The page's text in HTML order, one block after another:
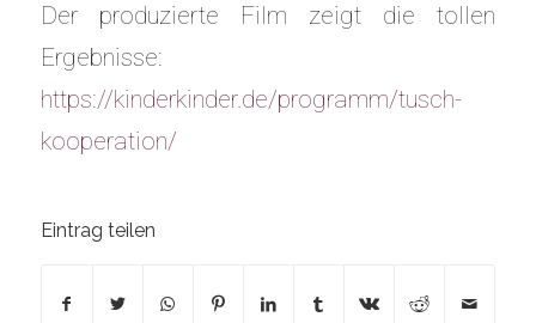
Der produzierte Film zeigt die tollen
Ergebnisse:
https://kinderkinder.de/programm/tusch-
kooperation/
Eintrag teilen